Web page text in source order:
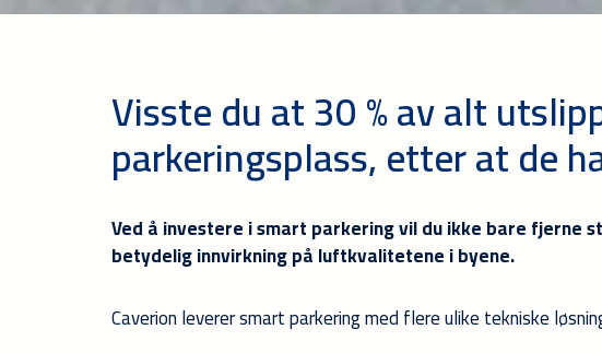
Visste du at 30 % av alt
parkeringsplass, etter at de
Ved å investere i smart parkering vil du ikke bare fjerne
betydelig innvirkning på luftkvalitetene i byene.
Caverion leverer smart parkering med flere ulike tekniske